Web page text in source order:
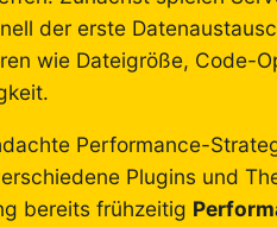
der erste
wie Dateigröße, Code-
Performance-
Plugins und
bereits frühzeitig